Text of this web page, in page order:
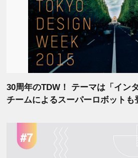
30周年のTDW！ テーマは「イン
チームによるスーパーロボットも